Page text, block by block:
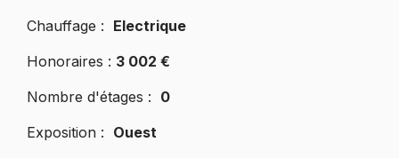
Chauffage : Electrique
Honoraires : 3 002 €
Nombre d'étages : 0
Exposition : Ouest